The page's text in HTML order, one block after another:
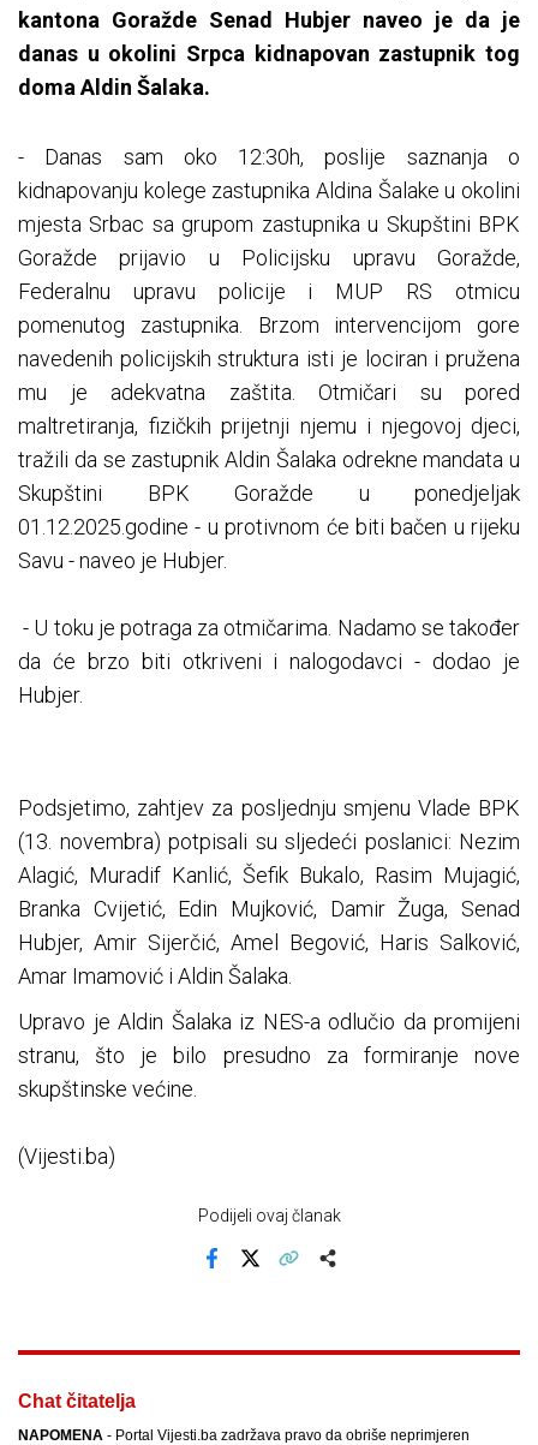
kantona Goražde Senad Hubjer naveo je da je
danas u okolini Srpca kidnapovan zastupnik tog
doma Aldin Šalaka.
- Danas sam oko 12:30h, poslije saznanja o
kidnapovanju kolege zastupnika Aldina Šalake u okolini
mjesta Srbac sa grupom zastupnika u Skupštini BPK
Goražde prijavio u Policijsku upravu Goražde,
Federalnu upravu policije i MUP RS otmicu
pomenutog zastupnika. Brzom intervencijom gore
navedenih policijskih struktura isti je lociran i pružena
mu je adekvatna zaštita. Otmičari su pored
maltretiranja, fizičkih prijetnji njemu i njegovoj djeci,
tražili da se zastupnik Aldin Šalaka odrekne mandata u
Skupštini BPK Goražde u ponedjeljak
01.12.2025.godine - u protivnom će biti bačen u rijeku
Savu - naveo je Hubjer.
- U toku je potraga za otmičarima. Nadamo se također
da će brzo biti otkriveni i nalogodavci - dodao je
Hubjer.
Podsjetimo, zahtjev za posljednju smjenu Vlade BPK
(13. novembra) potpisali su sljedeći poslanici: Nezim
Alagić, Muradif Kanlić, Šefik Bukalo, Rasim Mujagić,
Branka Cvijetić, Edin Mujković, Damir Žuga, Senad
Hubjer, Amir Sijerčić, Amel Begović, Haris Salković,
Amar Imamović i Aldin Šalaka.
Upravo je Aldin Šalaka iz NES-a odlučio da promijeni
stranu, što je bilo presudno za formiranje nove
skupštinske većine.
(Vijesti.ba)
Podijeli ovaj članak
Chat čitatelja
NAPOMENA - Portal Vijesti.ba zadržava pravo da obriše neprimjeren